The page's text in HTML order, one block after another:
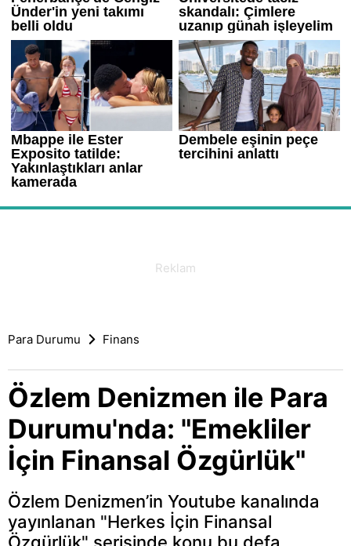
Para Durumu Finans
Özlem Denizmen ile Para
Durumu'nda: "Emekliler
İçin Finansal Özgürlük"
Özlem Denizmen’in Youtube kanalında
yayınlanan "Herkes İçin Finansal
Özgürlük" serisinde konu bu defa